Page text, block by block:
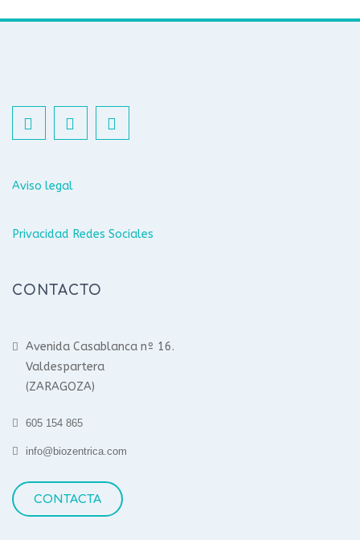
Aviso legal
Privacidad Redes Sociales
CONTACTO
Avenida Casablanca nº 16.
Valdespartera
(ZARAGOZA)
605 154 865
info@biozentrica.com
CONTACTA